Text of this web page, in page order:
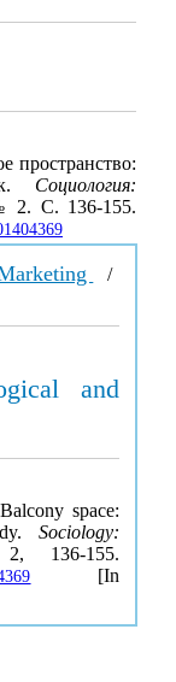
пространство:
Социология:
2. С. 136-155.
/
and
space:
Sociology:
136-155.
[In